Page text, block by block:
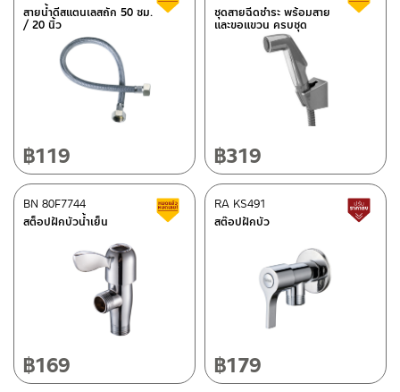
ศูนย์บริการและอะไหล่ กรุงเทพฯ
662/61-62 ถนน พระราม3 แขวงบางโพงพาง เขตยานนาวา กรุงเทพฯ
โทร: 02-358-0080 / 080-075-8668 / 091-545-0556
ศูนย์บริการและอะไหล่ เชียงใหม่
118/33 โครงการอรสิริน ม.8 ต.สันปูเลย อ.ดอยสะเก็ด เชียงใหม่
โทร: 080-075-2626
วันและเวลาทำการ
วันจันทร์ – วันศุกร์ เวลา 8:30-17:30 น.
วันเสาร์ เวลา 8:30-15:00 น.
ติดต่อพนักงานขาย / Contact Sales Staff
โทร: 02-285-5795
@charnpaiboon.sales
ติดต่อ ชาญไพบูลย์ / Contact Us คลิกที่นี่
สายน้ำดีสแตนเลสถัก 50 ซม.
/ 20 นิ้ว
฿119
ชุดสายฉีดชำระ พร้อมสาย
และขอแขวน ครบชุด
฿319
สต็อปฝักบัวน้ำเย็น
BN 80F7744 สินค้าลดราคา เคลียร์สต็อก
฿169
สต๊อปฝักบัว
RA KS491
฿179